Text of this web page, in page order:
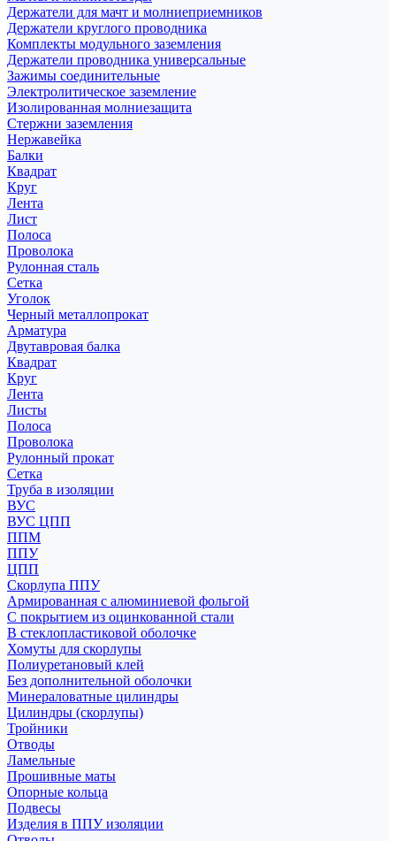
Держатели для мачт и молниеприемников
Держатели круглого проводника
Комплекты модульного заземления
Держатели проводника универсальные
Зажимы соединительные
Электролитическое заземление
Изолированная молниезащита
Стержни заземления
Нержавейка
Балки
Квадрат
Круг
Лента
Лист
Полоса
Проволока
Рулонная сталь
Сетка
Уголок
Черный металлопрокат
Арматура
Двутавровая балка
Квадрат
Круг
Лента
Листы
Полоса
Проволока
Рулонный прокат
Сетка
Труба в изоляции
ВУС
ВУС ЦПП
ППМ
ППУ
ЦПП
Скорлупа ППУ
Армированная с алюминиевой фольгой
С покрытием из оцинкованной стали
В стеклопластиковой оболочке
Хомуты для скорлупы
Полиуретановый клей
Без дополнительной оболочки
Минераловатные цилиндры
Цилиндры (скорлупы)
Тройники
Отводы
Ламельные
Прошивные маты
Опорные кольца
Подвесы
Изделия в ППУ изоляции